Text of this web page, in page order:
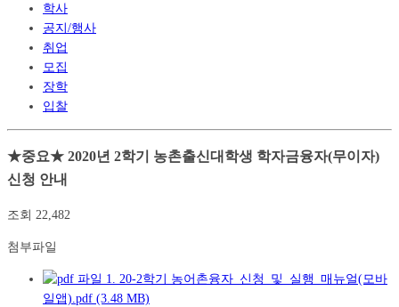
학사
공지/행사
취업
모집
장학
입찰
★중요★ 2020년 2학기 농촌출신대학생 학자금융자(무이자)
신청 안내
조회 22,482
첨부파일
1. 20-2학기 농어촌융자_신청_및_실행_매뉴얼(모바
일앱).pdf (3.48 MB)